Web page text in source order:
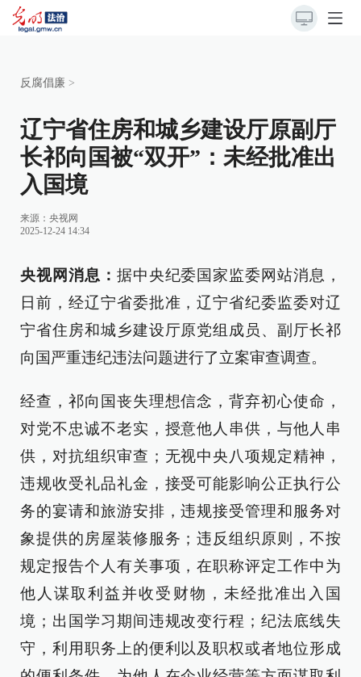
反腐倡廉 >
辽宁省住房和城乡建设厅原副厅
长祁向国被“双开”：未经批准出
入国境
来源： 央视网
2025-12-24 14:34
央视网消息： 据中央纪委国家监委网站消息，
日前，经辽宁省委批准，辽宁省纪委监委对辽
宁省住房和城乡建设厅原党组成员、副厅长祁
向国严重违纪违法问题进行了立案审查调查。
经查，祁向国丧失理想信念，背弃初心使命，
对党不忠诚不老实，授意他人串供，与他人串
供，对抗组织审查；无视中央八项规定精神，
违规收受礼品礼金，接受可能影响公正执行公
务的宴请和旅游安排，违规接受管理和服务对
象提供的房屋装修服务；违反组织原则，不按
规定报告个人有关事项，在职称评定工作中为
他人谋取利益并收受财物，未经批准出入国
境；出国学习期间违规改变行程；纪法底线失
守，利用职务上的便利以及职权或者地位形成